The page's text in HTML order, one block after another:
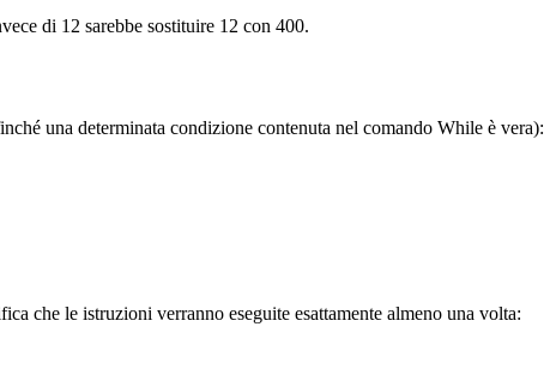
di 12 sarebbe sostituire 12 con 400.
una determinata condizione contenuta nel comando While è vera):
che le istruzioni verranno eseguite esattamente almeno una volta: